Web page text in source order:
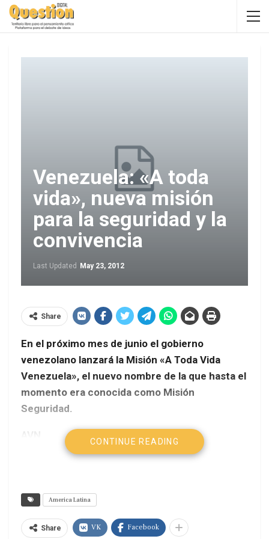
Venezuela: «A toda
vida», nueva misión
para la seguridad y la
convivencia
Last Updated May 23, 2012
Share
En el próximo mes de junio el gobierno
venezolano lanzará la Misión «A Toda Vida
Venezuela», el nuevo nombre de la que hasta el
momento era conocida como Misión
Seguridad.
El anuncio fue hecho por el presidente, Hugo
dirige en el Palacio de Miraflores, en Caracas, y
que es transmitido en cadena de radio y
televisión.
CONTINUE READING
America Latina
Share VK Facebook